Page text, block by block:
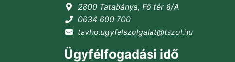
2800 Tatabánya, Fő tér 8/A
0634 600 700
tavho.ugyfelszolgalat@tszol.hu
Ügyfélfogadási idő